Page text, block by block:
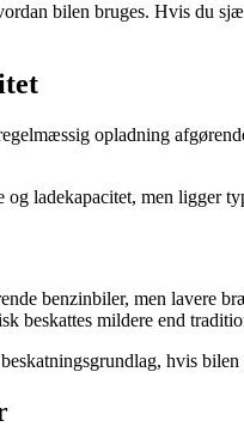
bilen bruges. Hvis du
opladning
ladekapacitet, men ligger
benzinbiler, men lavere
beskattes mildere end
hvis